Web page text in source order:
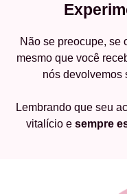
Não se preocupe, se
mesmo que você
nós devolvemos
Lembrando que seu
vitalício e sempre